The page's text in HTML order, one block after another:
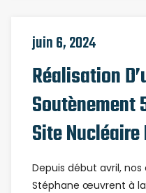
juin 6, 2024
Réalisation
Soutènement
Site Nucléaire
Depuis début avril,
Stéphane œuvrent à